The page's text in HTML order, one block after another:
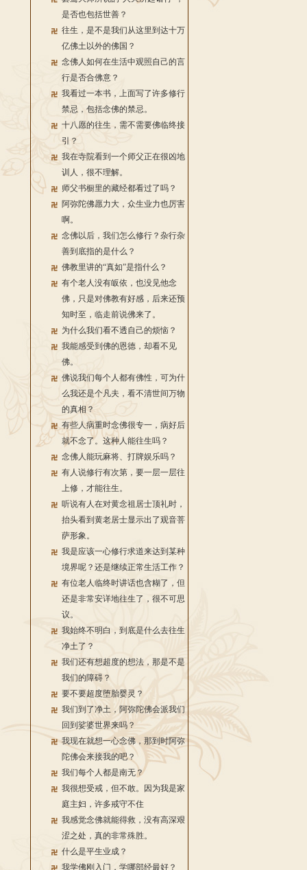
是否也包括世善？
往生，是不是我们从这里到达十万
亿佛土以外的佛国？
念佛人如何在生活中观照自己的言
行是否合佛意？
我看过一本书，上面写了许多修行
禁忌，包括念佛的禁忌。
十八愿的往生，需不需要佛临终接
引？
我在寺院看到一个师父正在很凶地
训人，很不理解。
师父书橱里的藏经都看过了吗？
阿弥陀佛愿力大，众生业力也厉害
啊。
念佛以后，我们怎么修行？杂行杂
善到底指的是什么？
佛教里讲的“真如”是指什么？
有个老人没有皈依，也没见他念
佛，只是对佛教有好感，后来还预
知时至，临走前说佛来了。
为什么我们看不透自己的烦恼？
我能感受到佛的恩德，却看不见
佛。
佛说我们每个人都有佛性，可为什
么我还是个凡夫，看不清世间万物
的真相？
有些人病重时念佛很专一，病好后
就不念了。这种人能往生吗？
念佛人能玩麻将、打牌娱乐吗？
有人说修行有次第，要一层一层往
上修，才能往生。
听说有人在对黄念祖居士顶礼时，
抬头看到黄老居士显示出了观音菩
萨形象。
我是应该一心修行求道来达到某种
境界呢？还是继续正常生活工作？
有位老人临终时讲话也含糊了，但
还是非常安详地往生了，很不可思
议。
我始终不明白，到底是什么去往生
净土了？
我们还有想超度的想法，那是不是
我们的障碍？
要不要超度堕胎婴灵？
我们到了净土，阿弥陀佛会派我们
回到娑婆世界来吗？
我现在就想一心念佛，那到时阿弥
陀佛会来接我的吧？
我们每个人都是南无？
我很想受戒，但不敢。因为我是家
庭主妇，许多戒守不住
我感觉念佛就能得救，没有高深艰
涩之处，真的非常殊胜。
什么是平生业成？
我学佛刚入门，学哪部经最好？